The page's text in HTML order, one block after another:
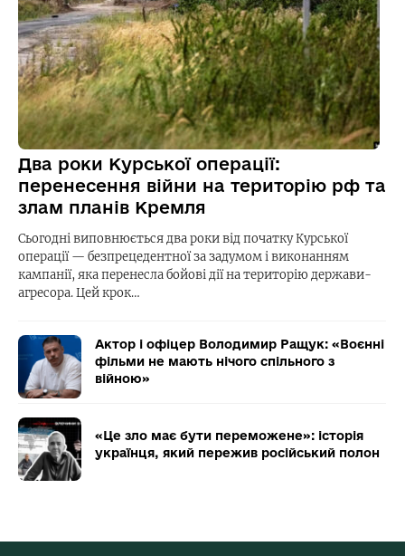
Два роки Курської операції:
перенесення війни на територію рф та
злам планів Кремля
Сьогодні виповнюється два роки від початку Курської
операції — безпрецедентної за задумом і виконанням
кампанії, яка перенесла бойові дії на територію держави-
агресора. Цей крок…
Актор і офіцер Володимир Ращук: «Воєнні
фільми не мають нічого спільного з
війною»
«Це зло має бути переможене»: історія
українця, який пережив російський полон